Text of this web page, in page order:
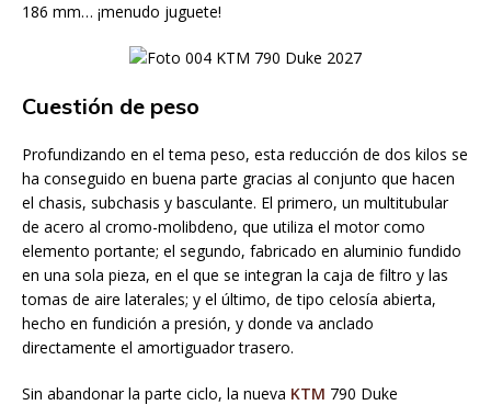
186 mm… ¡menudo juguete!
Cuestión de peso
Profundizando en el tema peso, esta reducción de dos kilos se
ha conseguido en buena parte gracias al conjunto que hacen
el chasis, subchasis y basculante. El primero, un multitubular
de acero al cromo-molibdeno, que utiliza el motor como
elemento portante; el segundo, fabricado en aluminio fundido
en una sola pieza, en el que se integran la caja de filtro y las
tomas de aire laterales; y el último, de tipo celosía abierta,
hecho en fundición a presión, y donde va anclado
directamente el amortiguador trasero.
Sin abandonar la parte ciclo, la nueva KTM 790 Duke